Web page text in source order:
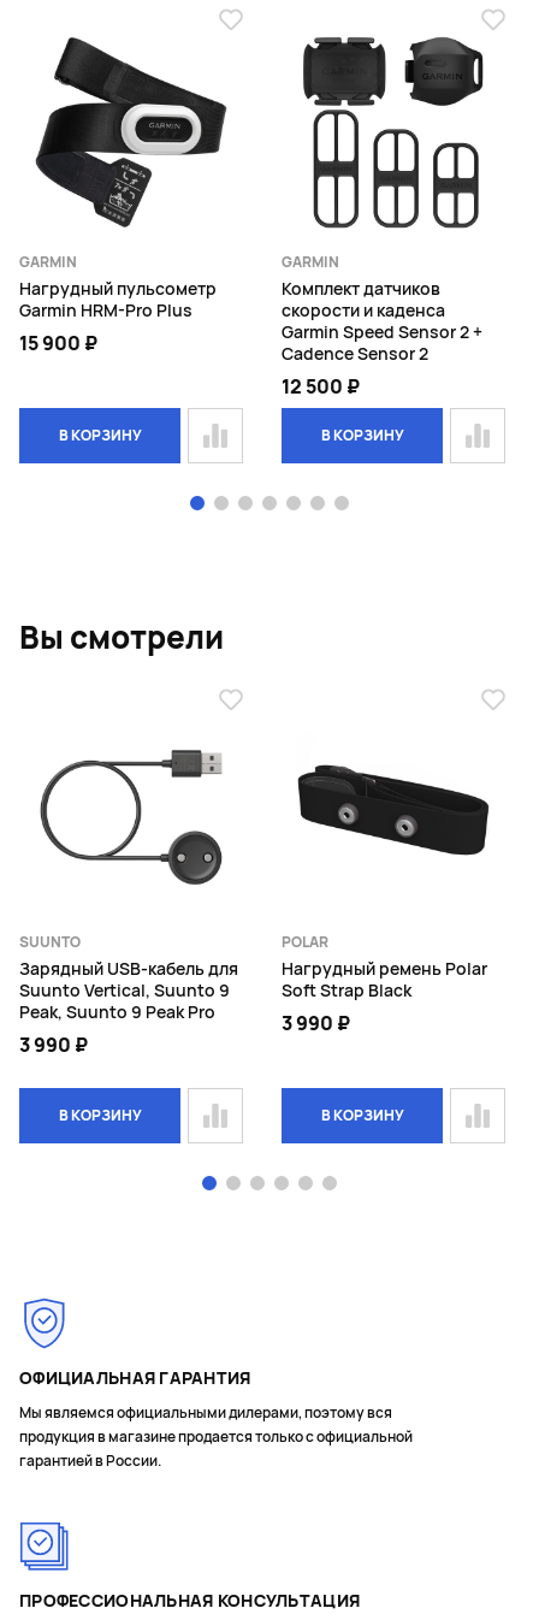
GARMIN
Нагрудный пульсометр
Garmin HRM-Pro Plus
15 900 ₽
В КОРЗИНУ
GARMIN
Комплект датчиков
скорости и каденса
Garmin Speed Sensor 2 +
Cadence Sensor 2
12 500 ₽
В КОРЗИНУ
Вы смотрели
SUUNTO
Зарядный USB-кабель для
Suunto Vertical, Suunto 9
Peak, Suunto 9 Peak Pro
3 990 ₽
В КОРЗИНУ
POLAR
Нагрудный ремень Polar
Soft Strap Black
3 990 ₽
В КОРЗИНУ
ОФИЦИАЛЬНАЯ ГАРАНТИЯ
Мы являемся официальными дилерами, поэтому вся
продукция в магазине продается только с официальной
гарантией в России.
ПРОФЕССИОНАЛЬНАЯ КОНСУЛЬТАЦИЯ